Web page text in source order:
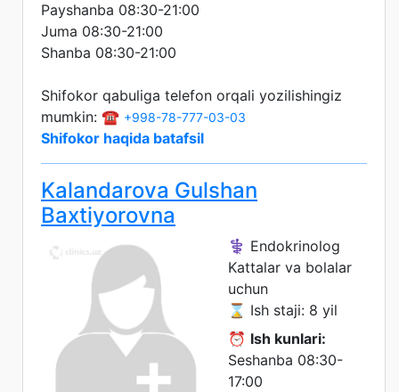
Payshanba 08:30-21:00
Juma 08:30-21:00
Shanba 08:30-21:00
Shifokor qabuliga telefon orqali yozilishingiz
mumkin: ☎️ +998-78-777-03-03
Shifokor haqida batafsil
Kalandarova Gulshan
Baxtiyorovna
⚕️ Endokrinolog
Kattalar va bolalar
uchun
⌛ Ish staji: 8 yil
⏰ Ish kunlari:
Seshanba 08:30-
17:00